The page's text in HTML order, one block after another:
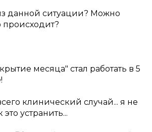
данной ситуации? Можно
происходит?
месяца" стал работать в 5
клинический случай... я не
устранить...